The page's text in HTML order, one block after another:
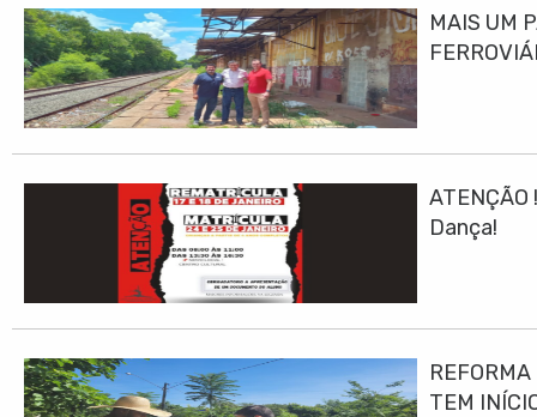
MAIS UM
Dança!
TEM